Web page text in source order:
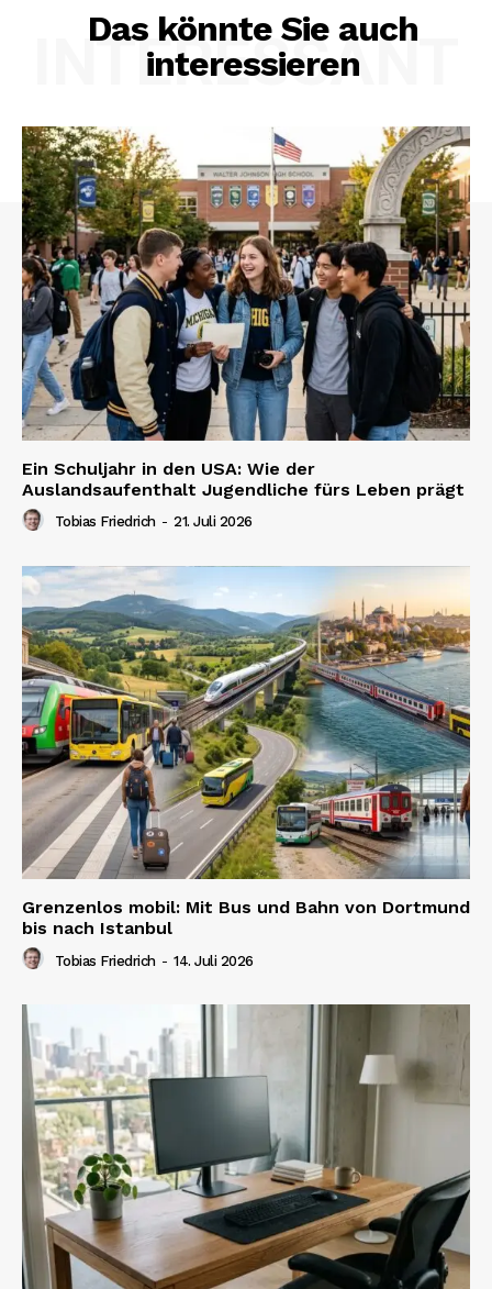
Das könnte Sie auch
interessieren
INTERESSANT
Ein Schuljahr in den USA: Wie der
Auslandsaufenthalt Jugendliche fürs Leben prägt
Tobias Friedrich - 21. Juli 2026
Grenzenlos mobil: Mit Bus und Bahn von Dortmund
bis nach Istanbul
Tobias Friedrich - 14. Juli 2026